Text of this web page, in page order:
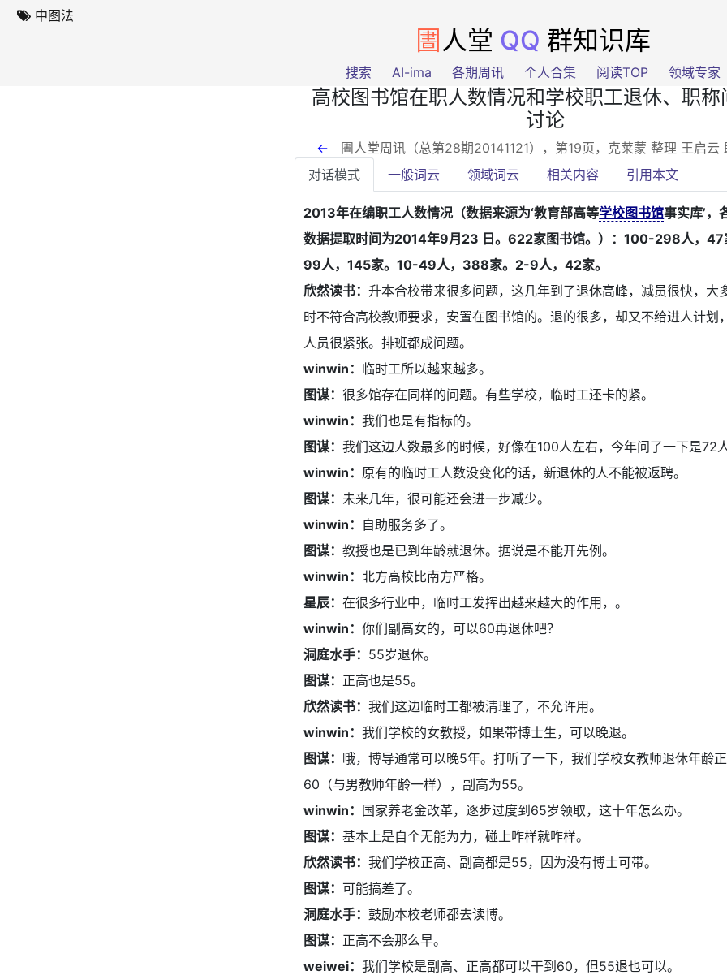
中图法
圕 人堂 QQ 群知识库
搜索 AI-ima 各期周讯 个人合集 阅读TOP 领域专家
高校图书馆在职人数情况和学校职工退休、职称
讨论
← 圕人堂周讯（总第28期20141121），第19页 ，克莱蒙 整理 王启
对话模式
一般词云 领域词云 相关内容 引用本文
2013年在编职工人数情况（数据来源为‘教育部高等学校图书馆事实库’，
数据提取时间为2014年9月23 日。622家图书馆。）：100-298人，
99人，145家。10-49人，388家。2-9人，42家。
欣然读书：升本合校带来很多问题，这几年到了退休高峰，减员很快，大
时不符合高校教师要求，安置在图书馆的。退的很多，却又不给进人计划
人员很紧张。排班都成问题。
winwin： 临时工所以越来越多。
图谋：很多馆存在同样的问题。有些学校，临时工还卡的紧。
winwin：我们也是有指标的。
图谋：我们这边人数最多的时候，好像在100人左右，今年问了一下是72
winwin： 原有的临时工人数没变化的话，新退休的人不能被返聘。
图谋： 未来几年，很可能还会进一步减少。
winwin： 自助服务多了。
图谋：教授也是已到年龄就退休。据说是不能开先例。
winwin：北方高校比南方严格。
星辰：在很多行业中，临时工发挥出越来越大的作用，。
winwin：你们副高女的，可以60再退休吧？
洞庭水手： 55岁退休。
图谋： 正高也是55。
欣然读书：我们这边临时工都被清理了，不允许用。
winwin：我们学校的女教授，如果带博士生，可以晚退。
图谋： 哦，博导通常可以晚5年。打听了一下，我们学校女教师退休年龄
60（与男教师年龄一样），副高为55。
winwin： 国家养老金改革，逐步过度到65岁领取，这十年怎么办。
图谋：基本上是自个无能为力，碰上咋样就咋样。
欣然读书：我们学校正高、副高都是55，因为没有博士可带。
图谋：可能搞差了。
洞庭水手：鼓励本校老师都去读博。
图谋： 正高不会那么早。
weiwei：我们学校是副高、正高都可以干到60，但55退也可以。